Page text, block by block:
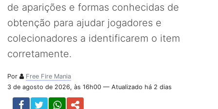
de aparições e formas conhecidas de
obtenção para ajudar jogadores e
colecionadores a identificarem o item
corretamente.
Por
Free Fire Mania
3 de agosto de 2026, às 16h00 — Atualizado há 2 dias